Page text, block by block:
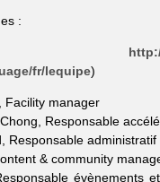
:
fr/lequipe)
Facility manager
Responsable
Responsable administratif
& community
évènements